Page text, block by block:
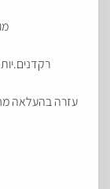
עזרה בהעלאה מחודשת (2023): שין-יי